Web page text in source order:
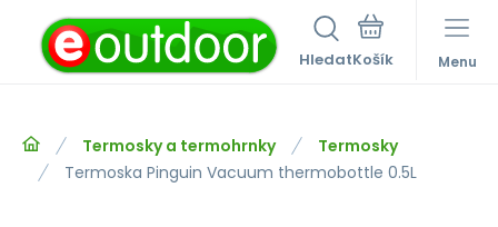
Hledat Menu
Termosky a termohrnky
Termosky
Termoska Pinguin Vacuum thermobottle 0.5L